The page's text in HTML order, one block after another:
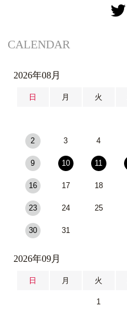
CALENDAR
2026年08月
日 月 火
2 3 4
9 10 11
16 17 18
23 24 25
30 31
2026年09月
日 月 火
1